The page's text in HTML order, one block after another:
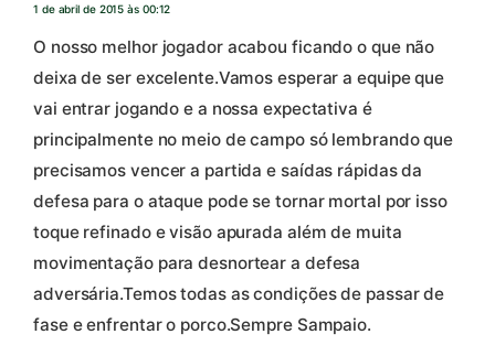
1 de abril de 2015 às 00:12
O nosso melhor jogador acabou ficando o que não
deixa de ser excelente.Vamos esperar a equipe que
vai entrar jogando e a nossa expectativa é
principalmente no meio de campo só lembrando que
precisamos vencer a partida e saídas rápidas da
defesa para o ataque pode se tornar mortal por isso
toque refinado e visão apurada além de muita
movimentação para desnortear a defesa
adversária.Temos todas as condições de passar de
fase e enfrentar o porco.Sempre Sampaio.